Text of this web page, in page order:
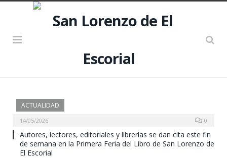
ACTUALIDAD
14/05/2026 0
Autores, lectores, editoriales y librerías se dan cita este fin
de semana en la Primera Feria del Libro de San Lorenzo de
El Escorial